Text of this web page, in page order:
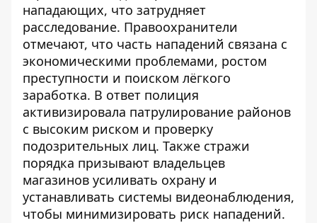
нападающих, что затрудняет
расследование. Правоохранители
отмечают, что часть нападений связана с
экономическими проблемами, ростом
преступности и поиском лёгкого
заработка. В ответ полиция
активизировала патрулирование районов
с высоким риском и проверку
подозрительных лиц. Также стражи
порядка призывают владельцев
магазинов усиливать охрану и
устанавливать системы видеонаблюдения,
чтобы минимизировать риск нападений.